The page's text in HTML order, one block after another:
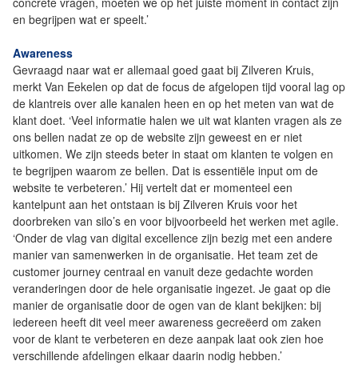
en begrijpen wat er speelt.’
Awareness
Gevraagd naar wat er allemaal goed gaat bij Zilveren Kruis,
merkt Van Eekelen op dat de focus de afgelopen tijd vooral lag op
de klantreis over alle kanalen heen en op het meten van wat de
klant doet. ‘Veel informatie halen we uit wat klanten vragen als ze
ons bellen nadat ze op de website zijn geweest en er niet
uitkomen. We zijn steeds beter in staat om klanten te volgen en
te begrijpen waarom ze bellen. Dat is essentiële input om de
website te verbeteren.’ Hij vertelt dat er momenteel een
kantelpunt aan het ontstaan is bij Zilveren Kruis voor het
doorbreken van silo’s en voor bijvoorbeeld het werken met agile.
‘Onder de vlag van digital excellence zijn bezig met een andere
manier van samenwerken in de organisatie. Het team zet de
customer journey centraal en vanuit deze gedachte worden
veranderingen door de hele organisatie ingezet. Je gaat op die
manier de organisatie door de ogen van de klant bekijken: bij
iedereen heeft dit veel meer awareness gecreëerd om zaken
voor de klant te verbeteren en deze aanpak laat ook zien hoe
verschillende afdelingen elkaar daarin nodig hebben.’